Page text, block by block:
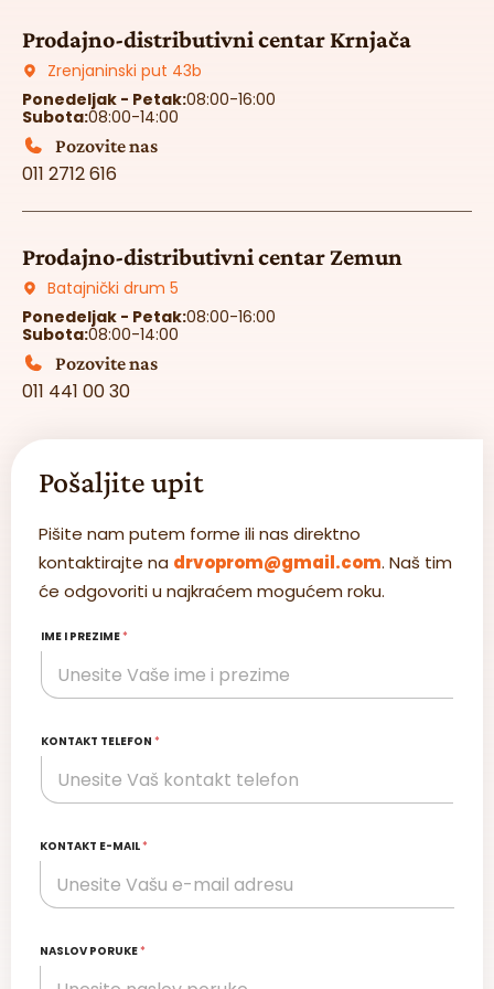
Prodajno-distributivni centar Krnjača
Zrenjaninski put 43b
Ponedeljak - Petak:08:00-16:00
Subota:08:00-14:00
Pozovite nas
011 2712 616
Prodajno-distributivni centar Zemun
Batajnički drum 5
Ponedeljak - Petak:08:00-16:00
Subota:08:00-14:00
Pozovite nas
011 441 00 30
Pošaljite upit
Pišite nam putem forme ili nas direktno
kontaktirajte na drvoprom@gmail.com. Naš tim
će odgovoriti u najkraćem mogućem roku.
IME I PREZIME*
KONTAKT TELEFON *
KONTAKT E-MAIL*
NASLOV PORUKE*